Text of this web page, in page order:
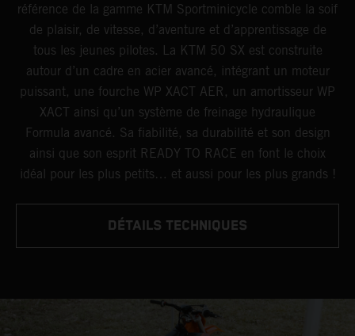
référence de la gamme KTM Sportminicycle comble la soif
de plaisir, de vitesse, d’aventure et d’apprentissage de
tous les jeunes pilotes. La KTM 50 SX est construite
autour d’un cadre en acier avancé, intégrant un moteur
puissant, une fourche WP XACT AER, un amortisseur WP
XACT ainsi qu’un système de freinage hydraulique
Formula avancé. Sa fiabilité, sa durabilité et son design
ainsi que son esprit READY TO RACE en font le choix
idéal pour les plus petits… et aussi pour les plus grands !
DÉTAILS TECHNIQUES